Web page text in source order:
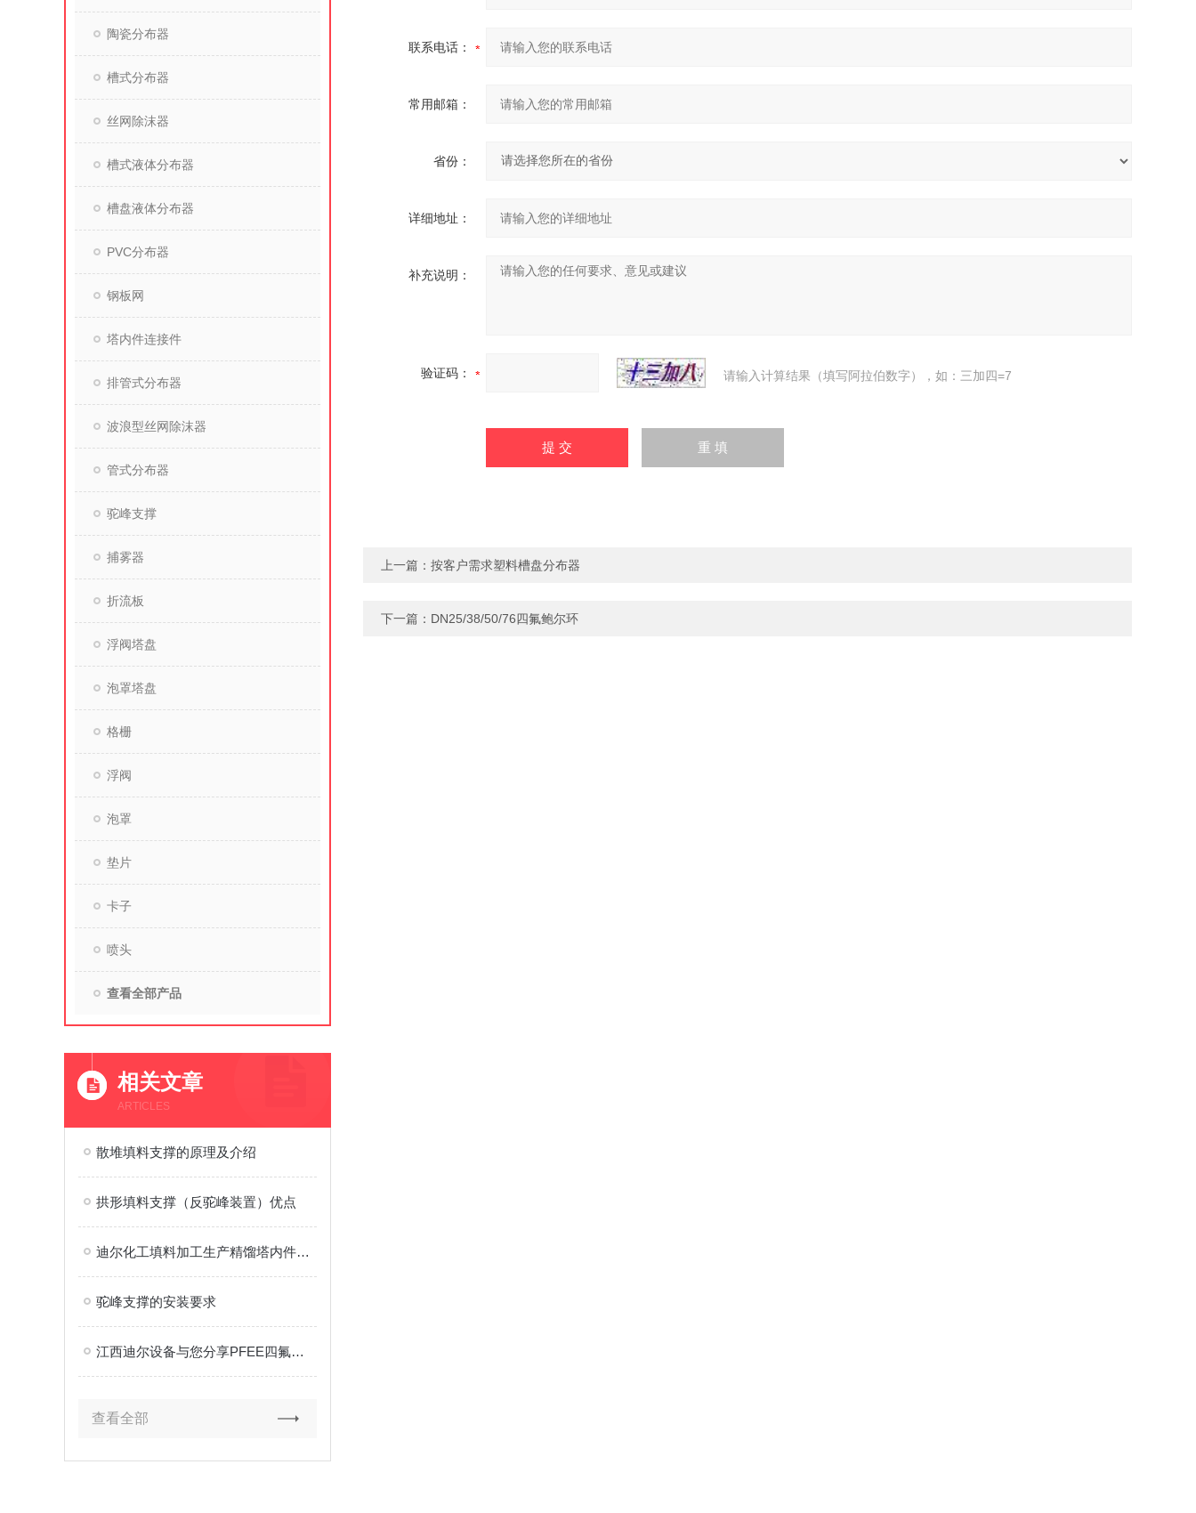
陶瓷分布器
槽式分布器
丝网除沫器
槽式液体分布器
槽盘液体分布器
PVC分布器
钢板网
塔内件连接件
排管式分布器
波浪型丝网除沫器
管式分布器
驼峰支撑
捕雾器
折流板
浮阀塔盘
泡罩塔盘
格栅
浮阀
泡罩
垫片
卡子
喷头
查看全部产品
相关文章
ARTICLES
散堆填料支撑的原理及介绍
拱形填料支撑（反驼峰装置）优点
迪尔化工填料加工生产精馏塔内件驼峰支撑
驼峰支撑的安装要求
江西迪尔设备与您分享PFEE四氟驼峰支撑在DMC项目中的关键运用与技术优势
查看全部
联系电话：
常用邮箱：
省份：
详细地址：
补充说明：
验证码： 请输入计算结果（填写阿拉伯数字），如：三加四=7
上一篇： 按客户需求塑料槽盘分布器
下一篇： DN25/38/50/76四氟鲍尔环